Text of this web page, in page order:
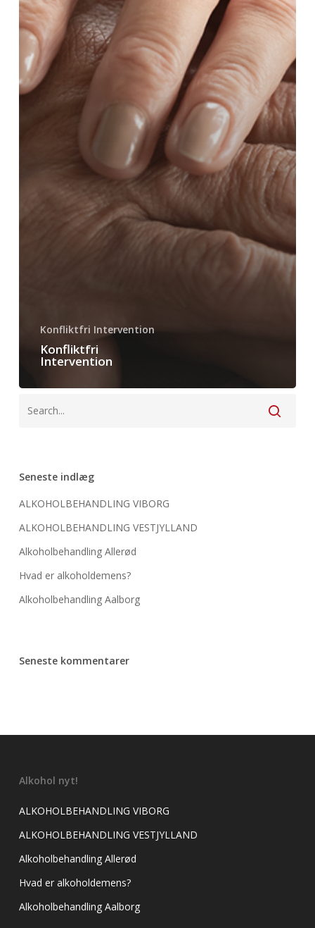
Konfliktfri Intervention
Konfliktfri
Intervention
Seneste indlæg
ALKOHOLBEHANDLING VIBORG
ALKOHOLBEHANDLING VESTJYLLAND
Alkoholbehandling Allerød
Hvad er alkoholdemens?
Alkoholbehandling Aalborg
Seneste kommentarer
Alkohol nyt!
ALKOHOLBEHANDLING VIBORG
ALKOHOLBEHANDLING VESTJYLLAND
Alkoholbehandling Allerød
Hvad er alkoholdemens?
Alkoholbehandling Aalborg